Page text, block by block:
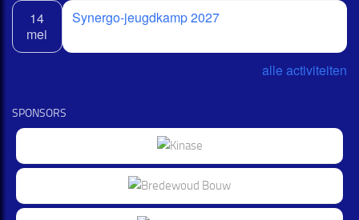
14
mei
Synergo-jeugdkamp 2027
alle activiteiten
SPONSORS